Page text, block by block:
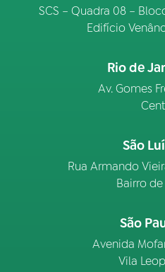
SCS – Quadra 08 –
Edifício
Rio de
Av. Gomes
São
Rua Armando
Bairro
São
Avenida
Vila